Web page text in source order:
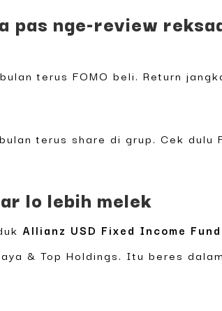
pas nge-review
terus FOMO beli. Return
terus share di grup. Cek dulu
lo lebih melek
Allianz USD Fixed Income
& Top Holdings. Itu beres